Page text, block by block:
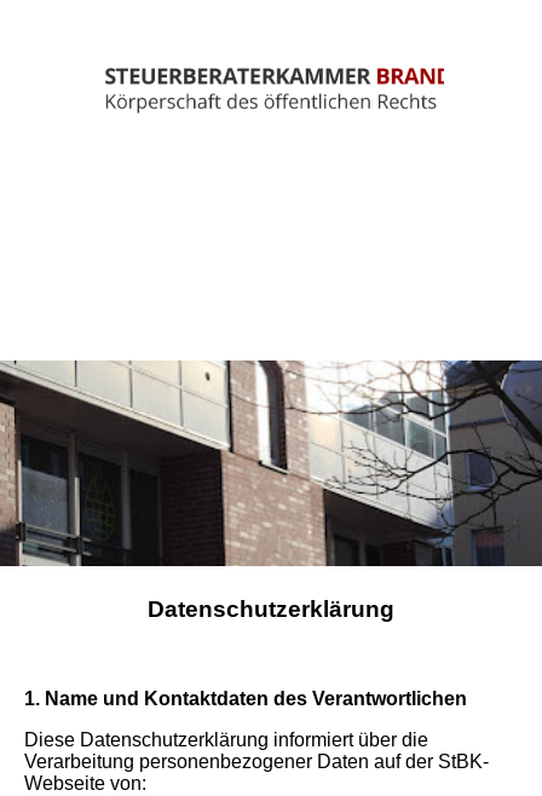
Datenschutzerklärung
1. Name und Kontaktdaten des Verantwortlichen
Diese Datenschutzerklärung informiert über die
Verarbeitung personenbezogener Daten auf der StBK-
Webseite von: